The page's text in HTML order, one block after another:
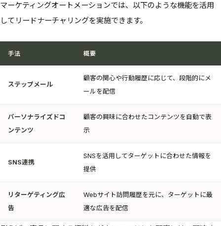
マーケティングオートメーションでは、以下のような機能を活用
してリードナーチャリングを実施できます。
手法 概要
ステップメール
顧客の関心や行動履歴に応じて、段階的にメ
ールを配信
パーソナライズドコ
ンテンツ
顧客の興味に合わせたコンテンツを自動で表
示
SNS連携
SNSを活用してターゲットに合わせた情報を
提供
リターゲティング広
告
Webサイト訪問履歴を元に、ターゲットに最
適な広告を配信